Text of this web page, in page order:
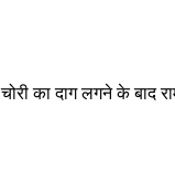
का दाग लगने के बाद